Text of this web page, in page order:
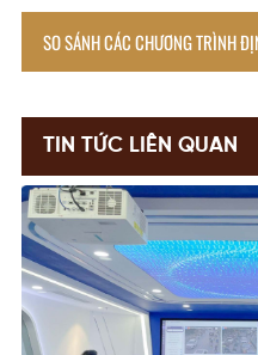
SO SÁNH CÁC CHƯƠNG TRÌNH
TIN TỨC LIÊN QUAN